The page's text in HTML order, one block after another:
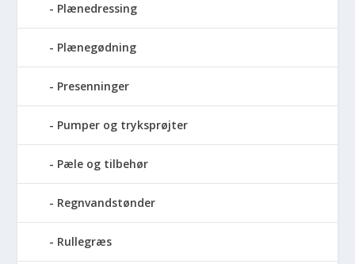
Plænedressing
Plænegødning
Presenninger
Pumper og tryksprøjter
Pæle og tilbehør
Regnvandstønder
Rullegræs